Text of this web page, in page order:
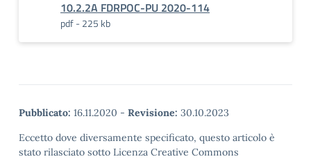
10.2.2A FDRPOC-PU 2020-114
pdf - 225 kb
Pubblicato: 16.11.2020 - Revisione: 30.10.2023
Eccetto dove diversamente specificato, questo articolo è
stato rilasciato sotto Licenza Creative Commons